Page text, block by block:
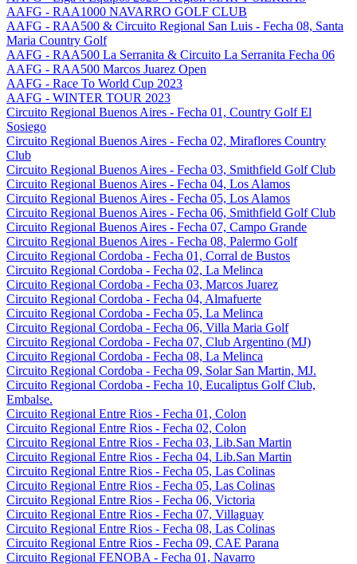
AAFG - RAA1000 NAVARRO GOLF CLUB
AAFG - RAA500 & Circuito Regional San Luis - Fecha 08, Santa
Maria Country Golf
AAFG - RAA500 La Serranita & Circuito La Serranita Fecha 06
AAFG - RAA500 Marcos Juarez Open
AAFG - Race To World Cup 2023
AAFG - WINTER TOUR 2023
Circuito Regional Buenos Aires - Fecha 01, Country Golf El
Sosiego
Circuito Regional Buenos Aires - Fecha 02, Miraflores Country
Club
Circuito Regional Buenos Aires - Fecha 03, Smithfield Golf Club
Circuito Regional Buenos Aires - Fecha 04, Los Alamos
Circuito Regional Buenos Aires - Fecha 05, Los Alamos
Circuito Regional Buenos Aires - Fecha 06, Smithfield Golf Club
Circuito Regional Buenos Aires - Fecha 07, Campo Grande
Circuito Regional Buenos Aires - Fecha 08, Palermo Golf
Circuito Regional Cordoba - Fecha 01, Corral de Bustos
Circuito Regional Cordoba - Fecha 02, La Melinca
Circuito Regional Cordoba - Fecha 03, Marcos Juarez
Circuito Regional Cordoba - Fecha 04, Almafuerte
Circuito Regional Cordoba - Fecha 05, La Melinca
Circuito Regional Cordoba - Fecha 06, Villa Maria Golf
Circuito Regional Cordoba - Fecha 07, Club Argentino (MJ)
Circuito Regional Cordoba - Fecha 08, La Melinca
Circuito Regional Cordoba - Fecha 09, Solar San Martin, MJ.
Circuito Regional Cordoba - Fecha 10, Eucaliptus Golf Club,
Embalse.
Circuito Regional Entre Rios - Fecha 01, Colon
Circuito Regional Entre Rios - Fecha 02, Colon
Circuito Regional Entre Rios - Fecha 03, Lib.San Martin
Circuito Regional Entre Rios - Fecha 04, Lib.San Martin
Circuito Regional Entre Rios - Fecha 05, Las Colinas
Circuito Regional Entre Rios - Fecha 05, Las Colinas
Circuito Regional Entre Rios - Fecha 06, Victoria
Circuito Regional Entre Rios - Fecha 07, Villaguay
Circuito Regional Entre Rios - Fecha 08, Las Colinas
Circuito Regional Entre Rios - Fecha 09, CAE Parana
Circuito Regional FENOBA - Fecha 01, Navarro